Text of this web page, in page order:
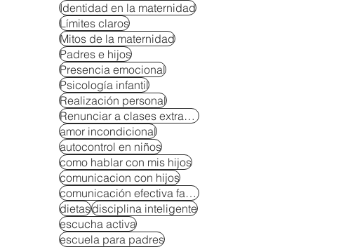
Identidad en la maternidad
Límites claros
Mitos de la maternidad
Padres e hijos
Presencia emocional
Psicología infantil
Realización personal
Renunciar a clases extracurriculares
amor incondicional
autocontrol en niños
como hablar con mis hijos
comunicacion con hijos
comunicación efectiva familiar
dietasdisciplina inteligente
escucha activa
escuela para padres